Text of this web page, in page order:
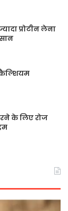
प्रोटीन लेना
कैल्शियम
के लिए रोज